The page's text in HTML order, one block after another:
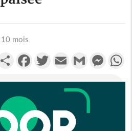
mois
PartagerFacebookTwitterEmail Gmail